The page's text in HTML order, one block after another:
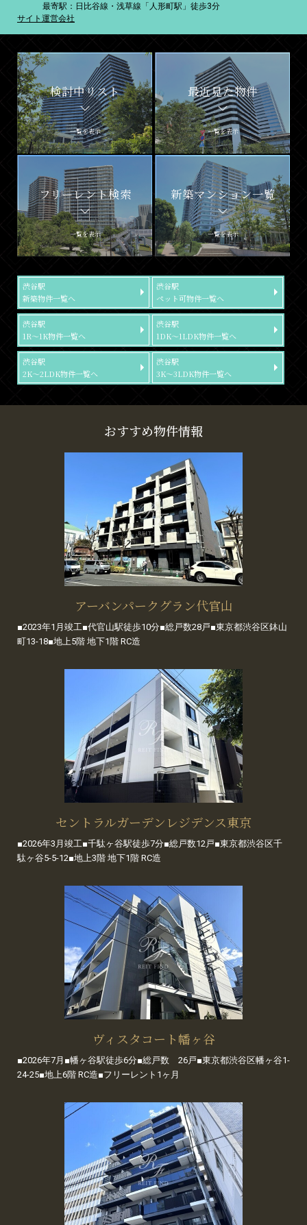
最寄駅：日比谷線・浅草線「人形町駅」徒歩3分
サイト運営会社
検討中リスト
一覧を表示
最近見た物件
一覧を表示
フリーレント検索
一覧を表示
新築マンション一覧
一覧を表示
渋谷駅
新築物件一覧へ
渋谷駅
ペット可物件一覧へ
渋谷駅
1R～1K物件一覧へ
渋谷駅
1DK～1LDK物件一覧へ
渋谷駅
2K～2LDK物件一覧へ
渋谷駅
3K～3LDK物件一覧へ
おすすめ物件情報
アーバンパークグラン代官山
■2023年1月竣工■代官山駅徒歩10分■総戸数28戸■東京都渋谷区鉢山
町13-18■地上5階 地下1階 RC造
セントラルガーデンレジデンス東京
■2026年3月竣工■千駄ヶ谷駅徒歩7分■総戸数12戸■東京都渋谷区千
駄ヶ谷5-5-12■地上3階 地下1階 RC造
ヴィスタコート幡ヶ谷
■2026年7月■幡ヶ谷駅徒歩6分■総戸数 26戸■東京都渋谷区幡ヶ谷1-
24-25■地上6階 RC造■フリーレント1ヶ月